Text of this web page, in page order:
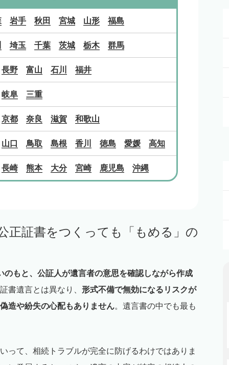
岩手 秋田 宮城 山形 福島
埼玉 千葉 茨城 栃木 群馬
長野 富山 石川 福井
岐阜 三重
京都 奈良 滋賀 和歌山
山口 鳥取 島根 香川 徳島 愛媛 高知
長崎 熊本 大分 宮崎 鹿児島 沖縄
証書をつくっても「もめる」の
もと、公証人が遺言者の意思を確認しながら作成
書遺言とは異なり、 形式不備で無効になるリスクが
造や紛失の心配もありません。遺言書の中でも最も
って、相続トラブルが完全に防げるわけではありま